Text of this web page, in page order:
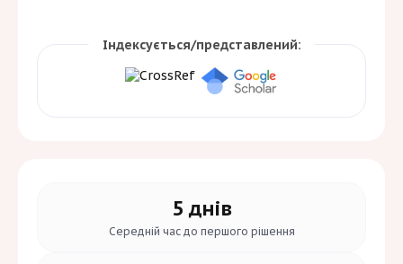
Індексується/представлений:
5 днів
Середній час до першого рішення